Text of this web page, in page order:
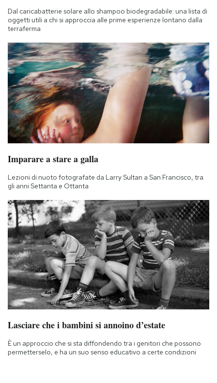
Dal caricabatterie solare allo shampoo biodegradabile: una lista di
oggetti utili a chi si approccia alle prime esperienze lontano dalla
terraferma
Imparare a stare a galla
Lezioni di nuoto fotografate da Larry Sultan a San Francisco, tra
gli anni Settanta e Ottanta
Lasciare che i bambini si annoino d’estate
È un approccio che si sta diffondendo tra i genitori che possono
permetterselo, e ha un suo senso educativo a certe condizioni